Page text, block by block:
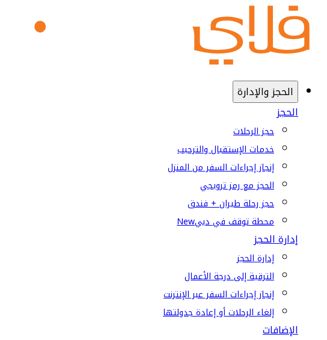
الحجز والإدارة
الحجز
حجز الرحلات
خدمات الإستقبال والترحيب
إنجاز إجراءات السفر من المنزل
الحجز مع رمز ترويجي
حجز رحلة طيران + فندق
محطة توقف في دبيNew
إدارة الحجز
إدارة الحجز
الترقية إلى درجة الأعمال
إنجاز إجراءات السفر عبر الإنترنت
إلغاء الرحلات أو إعادة جدولتها
الإضافات